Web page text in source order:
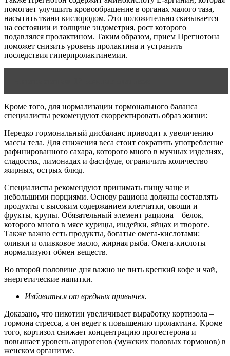
помогает улучшить кровообращение в органах малого таза,
насытить ткани кислородом. Это положительно сказывается
на состоянии и толщине эндометрия, рост которого
подавлялся пролактином. Таким образом, прием Прегнотона
поможет снизить уровень пролактина и устранить
последствия гиперпролактинемии.
Кроме того, для нормализации гормонального баланса
специалисты рекомендуют скорректировать образ жизни:
Нередко гормональный дисбаланс приводит к увеличению
массы тела. Для снижения веса стоит сократить употребление
рафинированного сахара, которого много в мучных изделиях,
сладостях, лимонадах и фастфуде, ограничить количество
жирных, острых блюд.
Специалисты рекомендуют принимать пищу чаще и
небольшими порциями. Основу рациона должны составлять
продукты с высоким содержанием клетчатки, овощи и
фрукты, крупы. Обязательный элемент рациона – белок,
которого много в мясе курицы, индейки, яйцах и твороге.
Также важно есть продукты, богатые омега-кислотами:
оливки и оливковое масло, жирная рыба. Омега-кислоты
нормализуют обмен веществ.
Во второй половине дня важно не пить крепкий кофе и чай,
энергетические напитки.
Избавиться от вредных привычек.
Доказано, что никотин увеличивает выработку кортизола –
гормона стресса, а он ведет к повышению пролактина. Кроме
того, кортизол снижает концентрацию прогестерона и
повышает уровень андрогенов (мужских половых гормонов) в
женском организме.